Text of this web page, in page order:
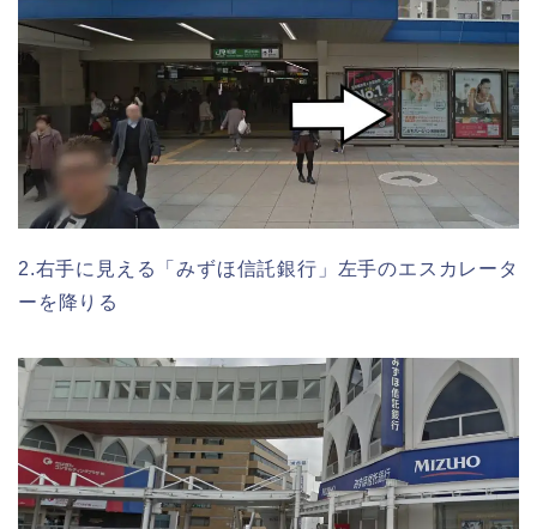
2.右手に見える「みずほ信託銀行」左手のエスカレータ
ーを降りる